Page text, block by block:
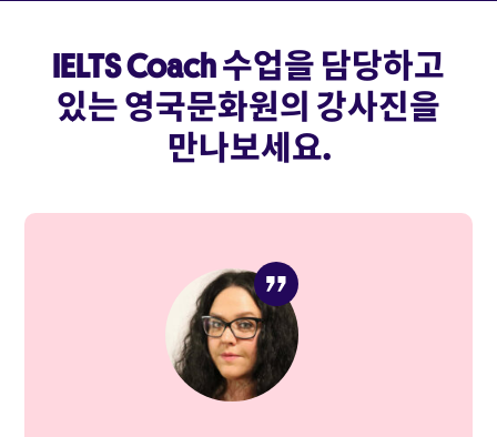
IELTS Coach 수업을 담당하고
있는 영국문화원의 강사진을
만나보세요.